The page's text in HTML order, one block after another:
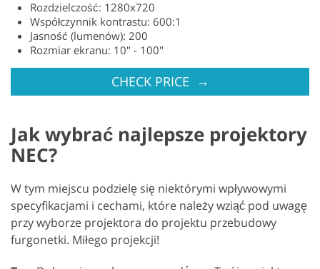
Rozdzielczość: 1280x720
Współczynnik kontrastu: 600:1
Jasność (lumenów): 200
Rozmiar ekranu: 10" - 100"
CHECK PRICE →
Jak wybrać najlepsze projektory
NEC?
W tym miejscu podzielę się niektórymi wpływowymi
specyfikacjami i cechami, które należy wziąć pod uwagę
przy wyborze projektora do projektu przebudowy
furgonetki. Miłego projekcji!